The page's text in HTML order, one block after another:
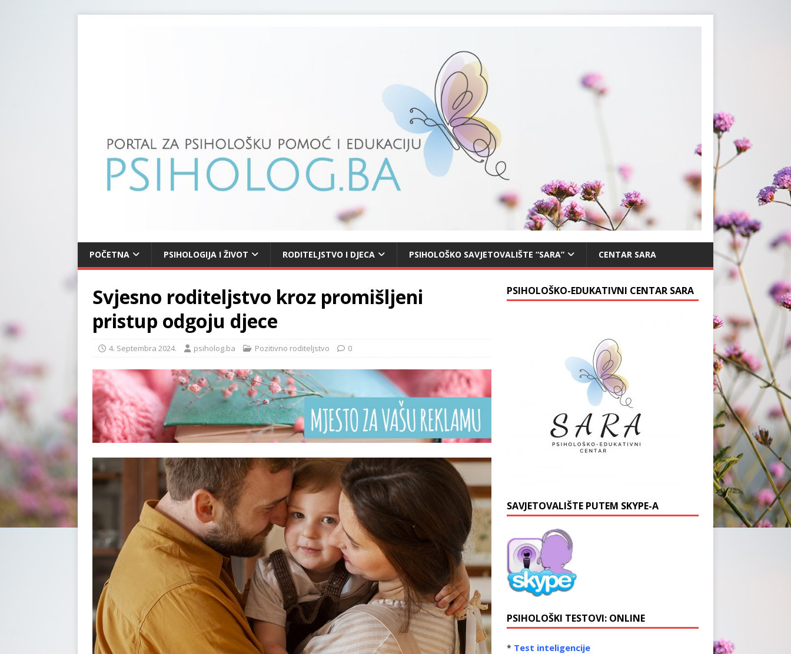
POČETNA PSIHOLOGIJA I ŽIVOT RODITELJSTVO I DJECA PSIHOLOŠKO SAVJETOVALIŠTE “SARA” CENTAR SARA
Svjesno roditeljstvo kroz promišljeni
pristup odgoju djece
4. Septembra 2024. psiholog.ba Pozitivno roditeljstvo 0
PSIHOLOŠKO-EDUKATIVNI CENTAR SARA
SAVJETOVALIŠTE PUTEM SKYPE-A
PSIHOLOŠKI TESTOVI: ONLINE
* Test inteligencije